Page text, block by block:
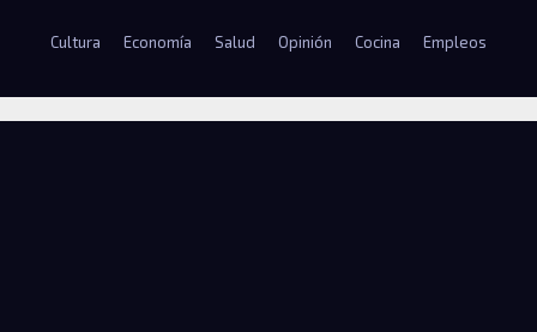
Cultura Economía Salud Opinión Cocina Empleos